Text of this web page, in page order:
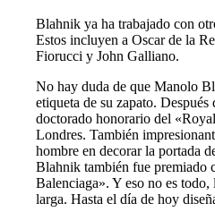
Blahnik ya ha trabajado con
Estos incluyen a Oscar de la
Fiorucci y John Galliano.
No hay duda de que Manolo
etiqueta de su zapato.
doctorado honorario del
Londres. También
hombre en decorar la portada
Blahnik también fue premiado
Balenciaga». Y eso no es todo,
larga. Hasta el día de hoy